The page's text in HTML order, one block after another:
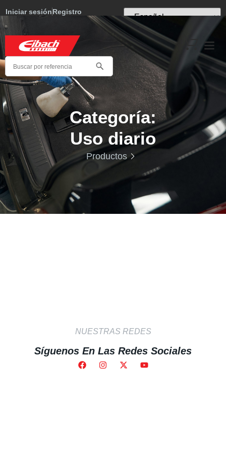
Iniciar sesiónRegistro
Categoría:
Uso diario
Productos
NUESTRAS REDES
Síguenos En Las Redes Sociales